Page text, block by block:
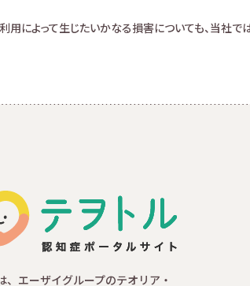
用によって生じたいかなる損害についても、当社
エーザイグループのテオリア・